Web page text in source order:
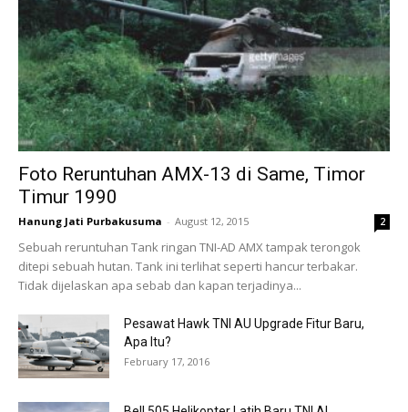
Foto Reruntuhan AMX-13 di Same, Timor
Timur 1990
Hanung Jati Purbakusuma - August 12, 2015 2
Sebuah reruntuhan Tank ringan TNI-AD AMX tampak terongok
ditepi sebuah hutan. Tank ini terlihat seperti hancur terbakar.
Tidak dijelaskan apa sebab dan kapan terjadinya...
Pesawat Hawk TNI AU Upgrade Fitur Baru,
Apa Itu?
February 17, 2016